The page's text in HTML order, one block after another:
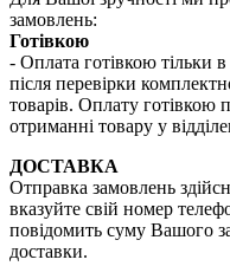
замовлень:
Готівкою
- Оплата готівкою тільки
після перевірки
товарів. Оплату
отриманні товару у
ДОСТАВКА
Отправка замовлень
вказуйте свій номер
повідомить суму Вашого
доставки.